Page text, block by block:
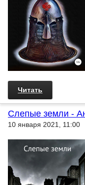
Читать
Слепые земли -
10 января 2021, 11:00